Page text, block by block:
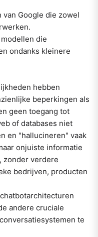
van Google die zowel
die
ondanks kleinere
hebben
beperkingen als
geen toegang tot
of databases niet
en "hallucineren" vaak
onjuiste informatie
zonder verdere
bedrijven, producten
andere cruciale
te